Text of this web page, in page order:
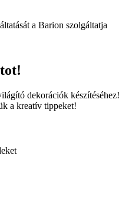
a Barion szolgáltatja
dekorációk készítéséhez!
a kreatív tippeket!